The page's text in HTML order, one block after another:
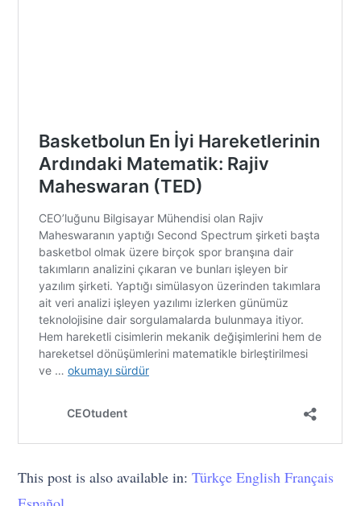
This post is also available in:Türkçe English Français